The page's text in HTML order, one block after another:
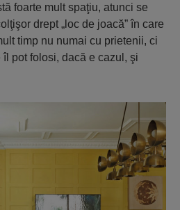
foarte mult spaţiu, atunci se
drept „loc de joacă” în care
timp nu numai cu prietenii, ci
pot folosi, dacă e cazul, şi